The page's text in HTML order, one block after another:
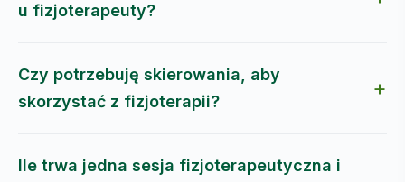
u fizjoterapeuty?
Czy potrzebuję skierowania, aby
skorzystać z fizjoterapii?
Ile trwa jedna sesja fizjoterapeutyczna i